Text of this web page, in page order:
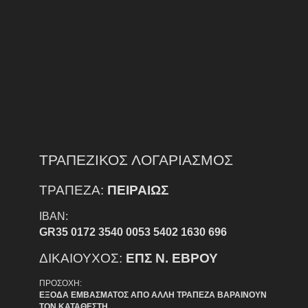
ΤΡΑΠΕΖΙΚΟΣ ΛΟΓΑΡΙΑΣΜΟΣ
ΤΡΑΠΕΖΑ: ΠΕΙΡΑΙΩΣ
IBAN:
GR35 0172 3540 0053 5402 1630 696
ΔΙΚΑΙΟΥΧΟΣ: ΕΠΣ Ν. ΕΒΡΟΥ
ΠΡΟΣΟΧΗ:
ΕΞΟΔΑ ΕΜΒΑΣΜΑΤΟΣ ΑΠΟ ΑΛΛΗ ΤΡΑΠΕΖΑ ΒΑΡΑΙΝΟΥΝ
ΤΟΝ ΚΑΤΑΘΕΣΤΗ